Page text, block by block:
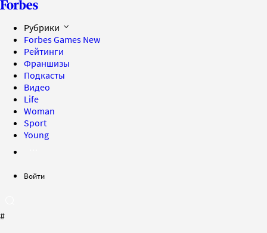
Рубрики
Forbes Games New
Рейтинги
Франшизы
Подкасты
Видео
Life
Woman
Sport
Young
Войти
#